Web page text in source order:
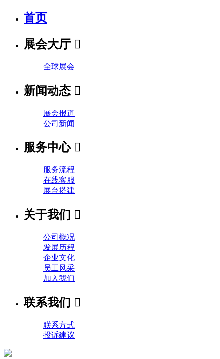
首页
展会大厅 
全球展会
新闻动态 
展会报道
公司新闻
服务中心 
服务流程
在线客服
展台搭建
关于我们 
公司概况
发展历程
企业文化
员工风采
加入我们
联系我们 
联系方式
投诉建议